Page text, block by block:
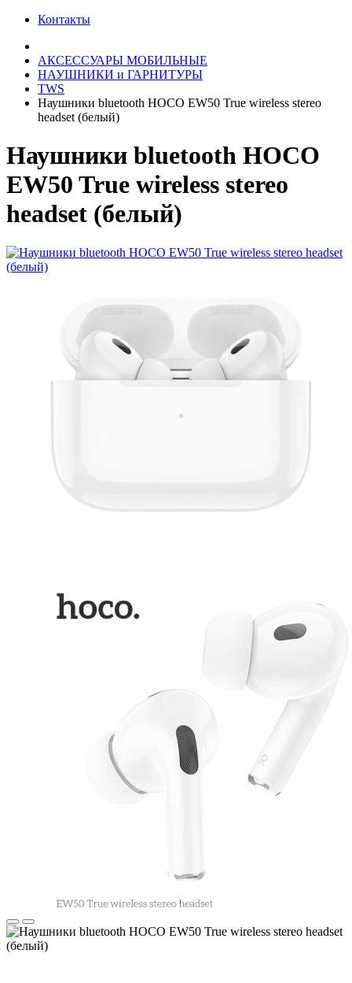
Контакты
АКСЕССУАРЫ МОБИЛЬНЫЕ
НАУШНИКИ и ГАРНИТУРЫ
TWS
Наушники bluetooth HOCO EW50 True wireless stereo
headset (белый)
Наушники bluetooth HOCO
EW50 True wireless stereo
headset (белый)